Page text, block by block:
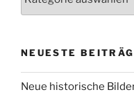
NEUESTE
Neue historische